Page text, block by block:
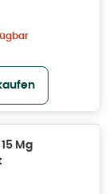
Mg